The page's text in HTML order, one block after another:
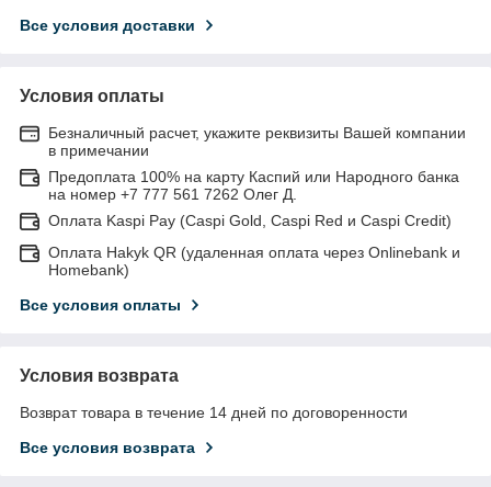
Все условия доставки
Условия оплаты
Безналичный расчет, укажите реквизиты Вашей компании
в примечании
Предоплата 100% на карту Каспий или Народного банка
на номер +7 777 561 7262 Олег Д.
Оплата Kaspi Pay (Caspi Gold, Caspi Red и Caspi Credit)
Оплата Hakyk QR (удаленная оплата через Onlinebank и
Homebank)
Все условия оплаты
Условия возврата
Возврат товара в течение 14 дней по договоренности
Все условия возврата